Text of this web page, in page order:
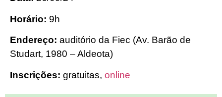
Horário: 9h
Endereço: auditório da Fiec (Av. Barão de
Studart, 1980 – Aldeota)
Inscrições: gratuitas, online